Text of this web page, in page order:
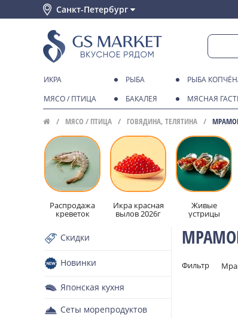
Санкт-Петербург
ИКРА РЫБА РЫБА
МЯСО / ПТИЦА
БАКАЛЕЯ МЯСНАЯ
МЯСО / ПТИЦА ГОВЯДИНА, ТЕЛЯТИНА
Распродажа
креветок
Икра красная
вылов 2026г
Живые
устрицы
Фильтр
Скидки
Новинки
Японская кухня
Сеты морепродуктов